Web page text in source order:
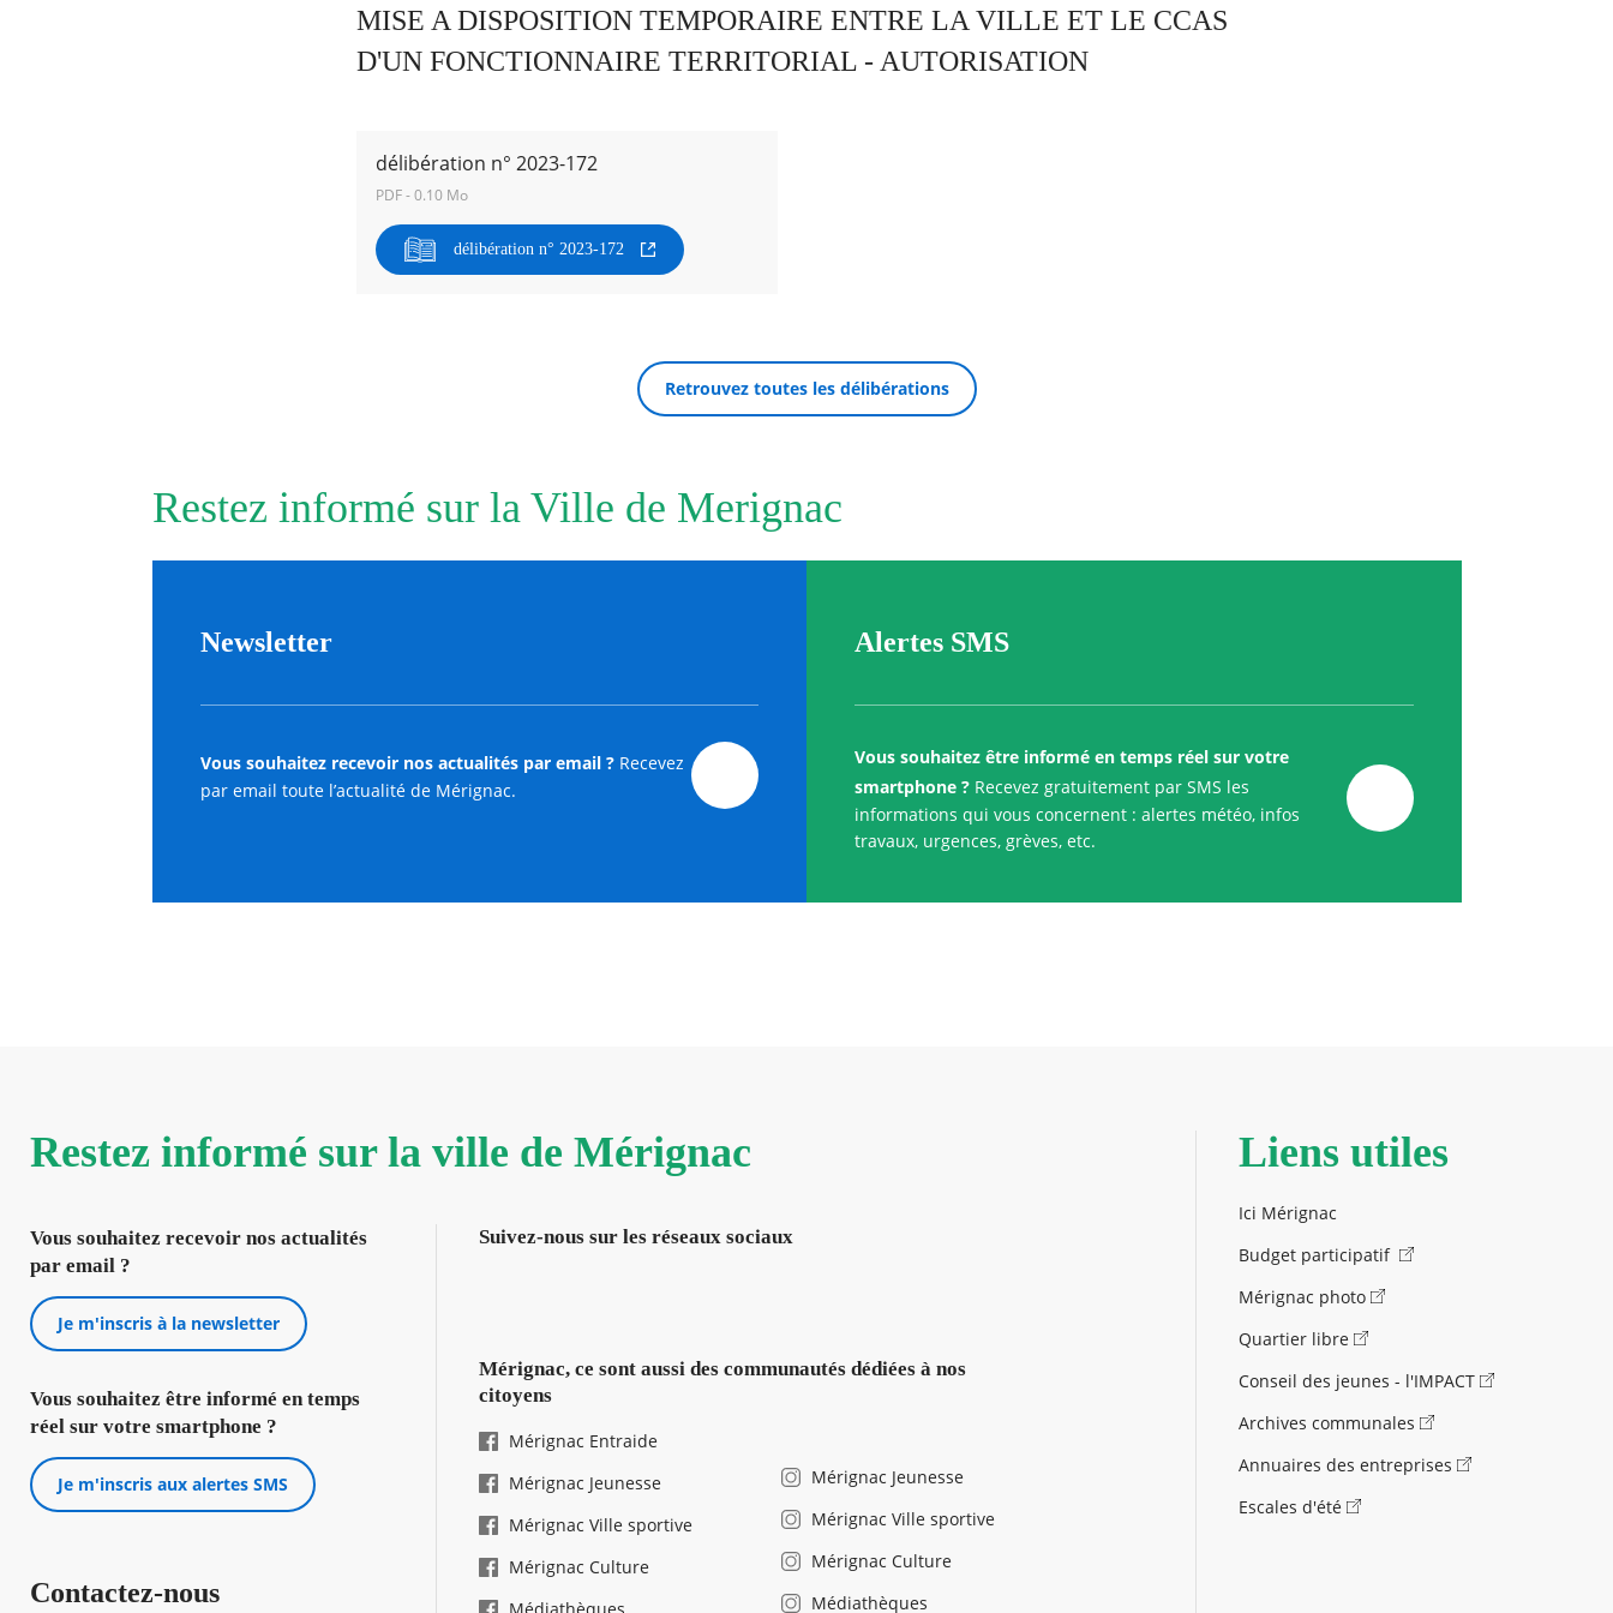
MISE A DISPOSITION TEMPORAIRE ENTRE LA VILLE ET LE CCAS
D'UN FONCTIONNAIRE TERRITORIAL - AUTORISATION
délibération n° 2023-172
PDF - 0.10 Mo
délibération n° 2023-172
Retrouvez toutes les délibérations
Restez informé sur la Ville de Merignac
Newsletter
Vous souhaitez recevoir nos actualités par email ?Recevez
par email toute l’actualité de Mérignac.
Alertes SMS
Vous souhaitez être informé en temps réel sur votre
smartphone ? Recevez gratuitement par SMS les
informations qui vous concernent : alertes météo, infos
travaux, urgences, grèves, etc.
Restez informé sur la ville de Mérignac
Vous souhaitez recevoir nos actualités
par email ?
Je m'inscris à la newsletter
Vous souhaitez être informé en temps
réel sur votre smartphone ?
Je m'inscris aux alertes SMS
Contactez-nous
Suivez-nous sur les réseaux sociaux
Mérignac, ce sont aussi des communautés dédiées à nos
citoyens
Mérignac Entraide
Mérignac Jeunesse
Mérignac Ville sportive
Mérignac Culture
Mérignac Jeunesse
Mérignac Ville sportive
Mérignac Culture
Médiathèques
Liens utiles
Ici Mérignac
Budget participatif
Mérignac photo
Quartier libre
Conseil des jeunes - l'IMPACT
Archives communales
Annuaires des entreprises
Escales d'été